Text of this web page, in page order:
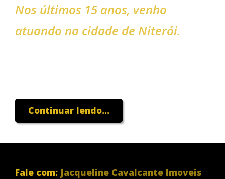
Nos últimos 15 anos, venho
atuando na cidade de Niterói.
Continuar lendo...
Fale com: Jacqueline Cavalcante Imoveis